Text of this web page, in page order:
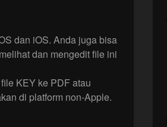
dan iOS. Anda juga bisa
dan mengedit file ini
KEY ke PDF atau
di platform non-Apple.